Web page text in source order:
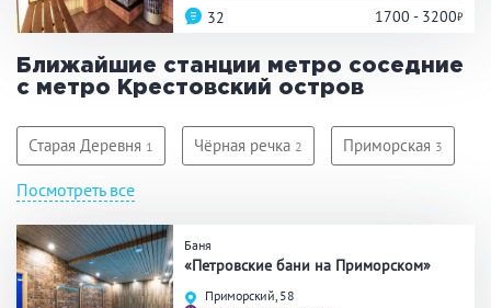
Вместимость
до 10 человек
от 10 до 20 человек
Банные услуги
Массаж
Кедровая бочка
Веники
Парильщик/ банщик
1700 - 3200
32
Ближайшие станции метро соседние
с метро Крестовский остров
Старая Деревня 1 Чёрная речка 2 Приморская 3
Петроградская
Посмотреть все
Баня
«Петровские бани на Приморском»
Приморский, 58